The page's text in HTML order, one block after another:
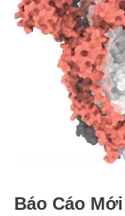
Báo Cáo